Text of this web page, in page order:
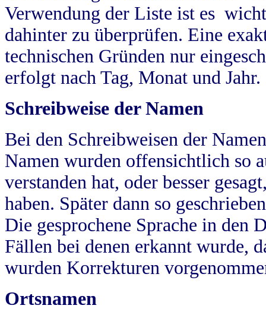
Verwendung der Liste ist es
dahinter zu überprüfen. Eine
technischen Gründen nur
erfolgt nach Tag, Monat und Jahr.
Schreibweise der Namen
Bei den Schreibweisen der
Namen wurden offensichtlich so
verstanden hat, oder besser
haben. Später dann so
Die gesprochene Sprache in
Fällen bei denen erkannt wurde,
wurden Korrekturen
Ortsnamen